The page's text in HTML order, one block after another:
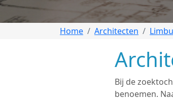
Home Architecten
Bij de
benoemen.